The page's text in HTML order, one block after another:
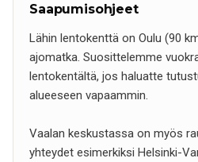
Saapumisohjeet
Lähin lentokenttä on Oulu (90
ajomatka. Suosittelemme
lentokentältä, jos haluatte
alueeseen vapaammin.
Vaalan keskustassa on myös
yhteydet esimerkiksi Helsinki-